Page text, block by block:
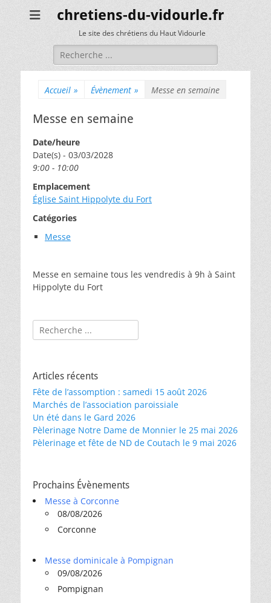
chretiens-du-vidourle.fr
Le site des chrétiens du Haut Vidourle
Rechercher :
Accueil » Évènement » Messe en semaine
Messe en semaine
Date/heure
Date(s) - 03/03/2028
9:00 - 10:00
Emplacement
Église Saint Hippolyte du Fort
Catégories
Messe
Messe en semaine tous les vendredis à 9h à Saint
Hippolyte du Fort
Rechercher :
Articles récents
Fête de l’assomption : samedi 15 août 2026
Marchés de l’association paroissiale
Un été dans le Gard 2026
Pèlerinage Notre Dame de Monnier le 25 mai 2026
Pèlerinage et fête de ND de Coutach le 9 mai 2026
Prochains Évènements
Messe à Corconne
08/08/2026
Corconne
Messe dominicale à Pompignan
09/08/2026
Pompignan